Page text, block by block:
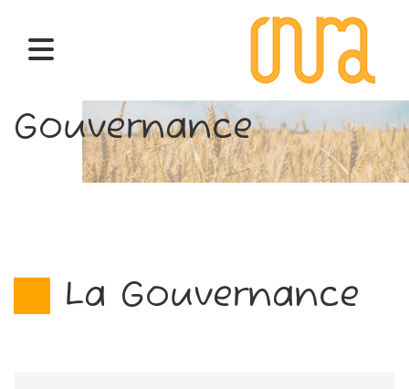
Gouvernance
La Gouvernance